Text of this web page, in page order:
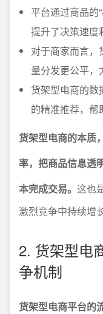
平台通过商品的
提升了决策速度
对于商家而言
量分发更公平，
货架型电商的数
的精准推荐，帮
货架型电商的本质
率，把商品信息透
本完成交易。 这也
激烈竞争中持续增
2. 货架型电
争机制
货架型电商平台的